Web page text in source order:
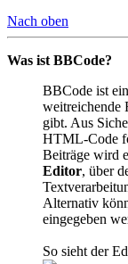
Nach oben
Was ist BBCode?
BBCode ist
weitreichende
gibt. Aus
HTML-Code
Beiträge wird
Editor, über
Alternativ
eingegeben
So sieht der